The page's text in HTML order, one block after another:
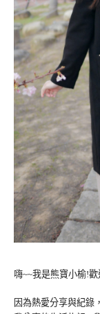
嗨~~我是熊寶小榆!
因為熱愛分享與紀錄